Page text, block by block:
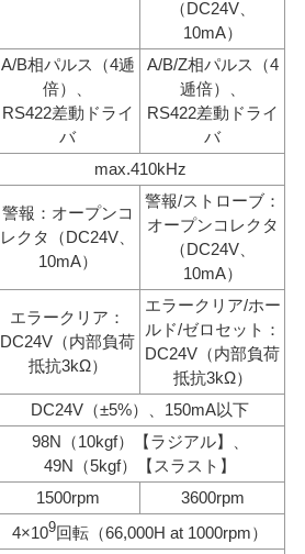
（DC24V、
10mA）
A/B相パルス（4逓
倍）、
RS422差動ドライ
バ
A/B/Z相パルス（4
逓倍）、
RS422差動ドライ
バ
max.410kHz
警報：オープンコ
レクタ（DC24V、
10mA）
警報/ストローブ：
オープンコレクタ
（DC24V、
10mA）
エラークリア：
DC24V（内部負荷
抵抗3kΩ）
エラークリア/ホー
ルド/ゼロセット：
DC24V（内部負荷
抵抗3kΩ）
DC24V（±5%）、150mA以下
98N（10kgf）【ラジアル】、
49N（5kgf）【スラスト】
1500rpm
3600rpm
4×109回転（66,000H at 1000rpm）